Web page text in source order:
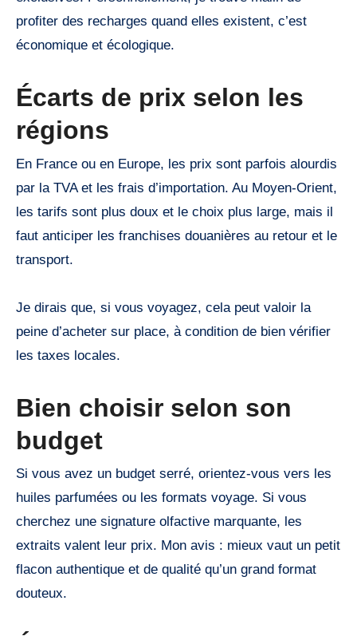
profiter des recharges quand elles existent, c’est
économique et écologique.
Écarts de prix selon les
régions
En France ou en Europe, les prix sont parfois alourdis
par la TVA et les frais d’importation. Au Moyen-Orient,
les tarifs sont plus doux et le choix plus large, mais il
faut anticiper les franchises douanières au retour et le
transport.
Je dirais que, si vous voyagez, cela peut valoir la
peine d’acheter sur place, à condition de bien vérifier
les taxes locales.
Bien choisir selon son
budget
Si vous avez un budget serré, orientez-vous vers les
huiles parfumées ou les formats voyage. Si vous
cherchez une signature olfactive marquante, les
extraits valent leur prix. Mon avis : mieux vaut un petit
flacon authentique et de qualité qu’un grand format
douteux.